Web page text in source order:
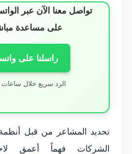
تواصل معنا الآن عبر
على مساعدة
راسلنا على
الرد سريع خلال ساعات
تحديد المشاعر من قبل
الشركات فهماً أعمق